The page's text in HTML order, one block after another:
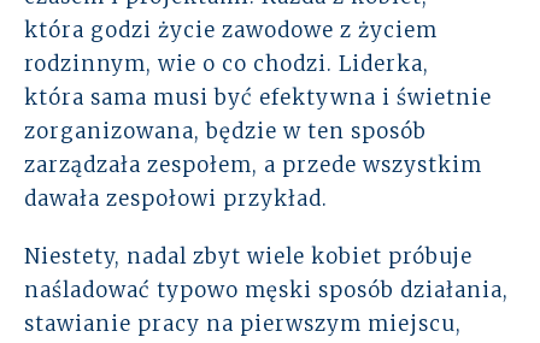
która godzi życie zawodowe z życiem
rodzinnym, wie o co chodzi. Liderka,
która sama musi być efektywna i świetnie
zorganizowana, będzie w ten sposób
zarządzała zespołem, a przede wszystkim
dawała zespołowi przykład.
Niestety, nadal zbyt wiele kobiet próbuje
naśladować typowo męski sposób działania,
stawianie pracy na pierwszym miejscu,